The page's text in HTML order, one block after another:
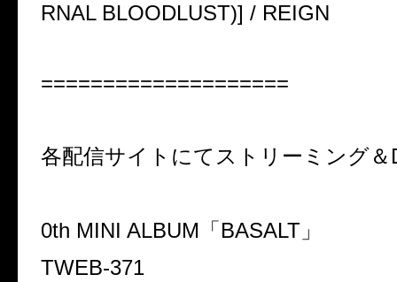
RNAL BLOODLUST)] / REIGN
====================
各配信サイトにてストリーミング＆
0th MINI ALBUM 「 BASALT 」
TWEB-371